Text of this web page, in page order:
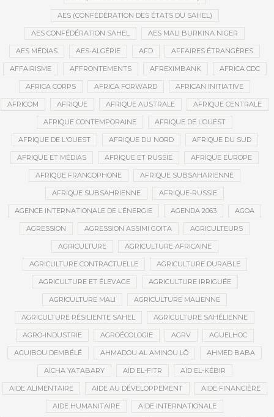
AES (CONFÉDÉRATION DES ÉTATS DU SAHEL)
AES CONFÉDÉRATION SAHEL AES MALI BURKINA NIGER
AES MÉDIAS AES-ALGÉRIE AFD AFFAIRES ÉTRANGÈRES
AFFAIRISME AFFRONTEMENTS AFREXIMBANK AFRICA CDC
AFRICA CORPS AFRICA FORWARD AFRICAN INITIATIVE
AFRICOM AFRIQUE AFRIQUE AUSTRALE AFRIQUE CENTRALE
AFRIQUE CONTEMPORAINE AFRIQUE DE L’OUEST
AFRIQUE DE L'OUEST AFRIQUE DU NORD AFRIQUE DU SUD
AFRIQUE ET MÉDIAS AFRIQUE ET RUSSIE AFRIQUE EUROPE
AFRIQUE FRANCOPHONE AFRIQUE SUBSAHARIENNE
AFRIQUE SUBSAHRIENNE AFRIQUE-RUSSIE
AGENCE INTERNATIONALE DE L’ÉNERGIE AGENDA 2063 AGOA
AGRESSION AGRESSION ASSIMI GOITA AGRICULTEURS
AGRICULTURE AGRICULTURE AFRICAINE
AGRICULTURE CONTRACTUELLE AGRICULTURE DURABLE
AGRICULTURE ET ÉLEVAGE AGRICULTURE IRRIGUÉE
AGRICULTURE MALI AGRICULTURE MALIENNE
AGRICULTURE RÉSILIENTE SAHEL AGRICULTURE SAHÉLIENNE
AGRO-INDUSTRIE AGROÉCOLOGIE AGRV AGUELHOC
AGUIBOU DEMBÉLÉ AHMADOU AL AMINOU LÔ AHMED BABA
AÏCHA YATABARY AÏD EL-FITR AÏD EL-KÉBIR
AIDE ALIMENTAIRE AIDE AU DÉVELOPPEMENT AIDE FINANCIÈRE
AIDE HUMANITAIRE AIDE INTERNATIONALE